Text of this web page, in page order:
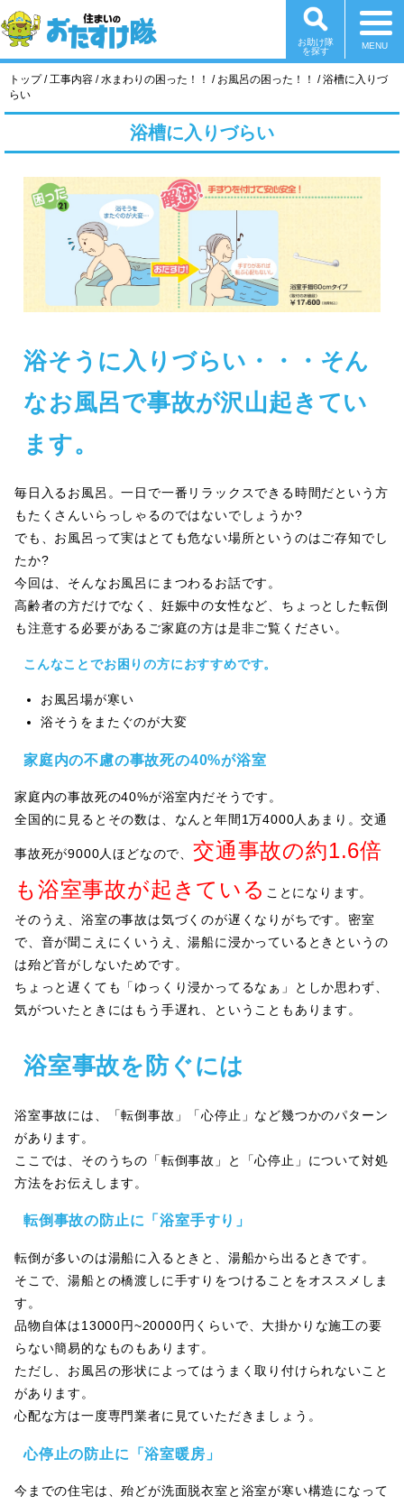
お助け隊
を探す
現
在
の
トップ/ 工事内容 /水まわりの困った！！ / お風呂の困った！！ /浴槽に入りづ
らい
浴槽に入りづらい
浴そうに入りづらい・・・そん
なお風呂で事故が沢山起きてい
ます。
毎日入るお風呂。一日で一番リラックスできる時間だという方
もたくさんいらっしゃるのではないでしょうか?
でも、お風呂って実はとても危ない場所というのはご存知でし
たか?
今回は、そんなお風呂にまつわるお話です。
高齢者の方だけでなく、妊娠中の女性など、ちょっとした転倒
も注意する必要があるご家庭の方は是非ご覧ください。
こんなことでお困りの方におすすめです。
お風呂場が寒い
浴そうをまたぐのが大変
家庭内の不慮の事故死の40%が浴室
家庭内の事故死の40%が浴室内だそうです。
全国的に見るとその数は、なんと年間1万4000人あまり。交通
事故死が9000人ほどなので、 交通事故の約1.6倍
も浴室事故が起きている ことになります。
そのうえ、浴室の事故は気づくのが遅くなりがちです。密室
で、音が聞こえにくいうえ、湯船に浸かっているときというの
は殆ど音がしないためです。
ちょっと遅くても「ゆっくり浸かってるなぁ」としか思わず、
気がついたときにはもう手遅れ、ということもあります。
浴室事故を防ぐには
浴室事故には、「転倒事故」「心停止」など幾つかのパターン
があります。
ここでは、そのうちの「転倒事故」と「心停止」について対処
方法をお伝えします。
転倒事故の防止に「浴室手すり」
転倒が多いのは湯船に入るときと、湯船から出るときです。
そこで、湯船との橋渡しに手すりをつけることをオススメしま
す。
品物自体は13000円~20000円くらいで、大掛かりな施工の要
らない簡易的なものもあります。
ただし、お風呂の形状によってはうまく取り付けられないこと
があります。
心配な方は一度専門業者に見ていただきましょう。
心停止の防止に「浴室暖房」
今までの住宅は、殆どが洗面脱衣室と浴室が寒い構造になって